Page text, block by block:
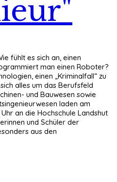
fühlt es sich an, einen
man einen Roboter?
einen „Kriminalfall“ zu
alles um das Berufsfeld
und Bauwesen sowie
laden am
an die Hochschule Landshut
und Schüler der
aus den